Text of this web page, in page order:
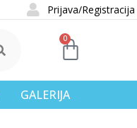
Prijava/Registracija
0
GALERIJA